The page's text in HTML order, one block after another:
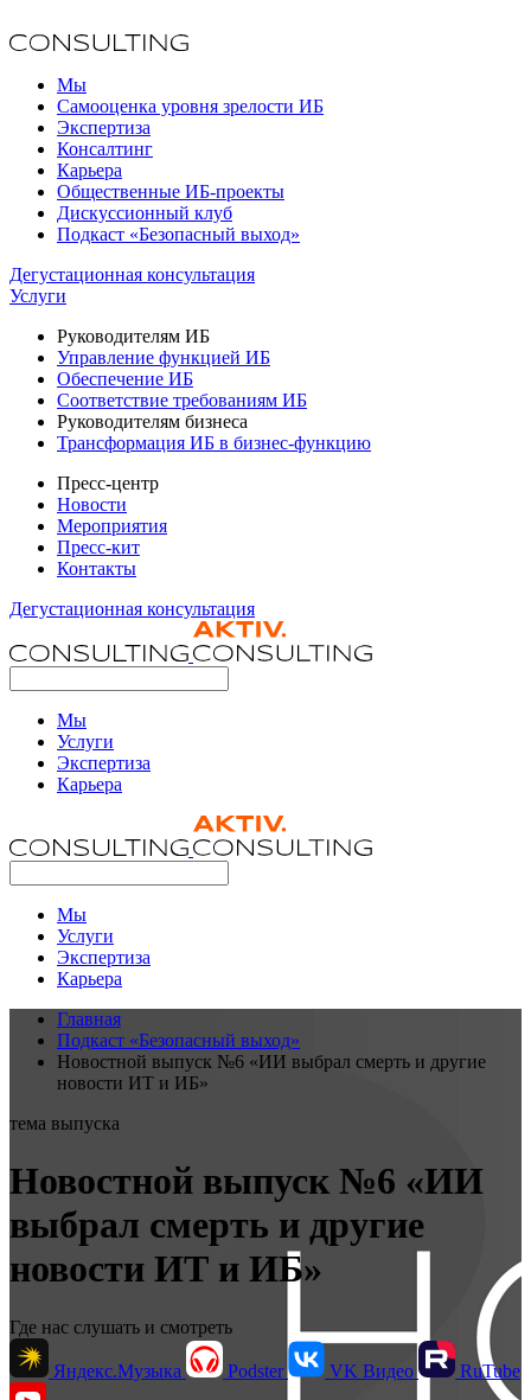
Мы
Самооценка уровня зрелости ИБ
Экспертиза
Консалтинг
Карьера
Общественные ИБ-проекты
Дискуссионный клуб
Подкаст «Безопасный выход»
Дегустационная консультация
Услуги
Руководителям ИБ
Управление функцией ИБ
Обеспечение ИБ
Соответствие требованиям ИБ
Руководителям бизнеса
Трансформация ИБ в бизнес-функцию
Пресс-центр
Новости
Мероприятия
Пресс-кит
Контакты
Дегустационная консультация
Мы
Услуги
Экспертиза
Карьера
Мы
Услуги
Экспертиза
Карьера
Главная
Подкаст «Безопасный выход»
Новостной выпуск №6 «ИИ выбрал смерть и другие
новости ИТ и ИБ»
тема выпуска
Новостной выпуск №6 «ИИ
выбрал смерть и другие
новости ИТ и ИБ»
Где нас слушать и смотреть
Яндекс.Музыка Podster VK Видео RuTube